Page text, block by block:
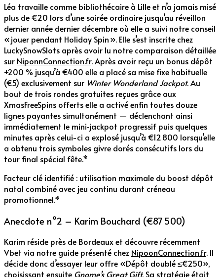
Léa travaille comme bibliothécaire à Lille et n’a jamais misé
plus de €20 lors d’une soirée ordinaire jusqu’au réveillon
dernier année dernier décembre où elle a suivi notre conseil
« jouer pendant Holiday Spin ». Elle s’est inscrite chez
LuckySnowSlots après avoir lu notre comparaison détaillée
sur NiponnConnection.fr. Après avoir reçu un bonus dépôt
+200 % jusqu’à €400 elle a placé sa mise fixe habituelle
(€5) exclusivement sur Winter Wonderland Jackpot. Au
bout de trois rondes gratuites reçues grâce aux
XmasFreeSpins offerts elle a activé enfin toutes douze
lignes payantes simultanément — déclenchant ainsi
immédiatement le mini‑jackpot progressif puis quelques
minutes après celui-ci a explosé jusqu’à €12 800 lorsqu’elle
a obtenu trois symboles givre dorés consécutifs lors du
tour final spécial fête.*
Facteur clé identifié : utilisation maximale du boost dépôt
natal combiné avec jeu continu durant créneau
promotionnel.*
Anecdote n°2 – Karim Bouchard (€87 500)
Karim réside près de Bordeaux et découvre récemment
Vbet via notre guide présenté chez NipoonConnection.fr. Il
décide donc d’essayer leur offre «Dé­pôt doublé ≤€250»,
choisissant ensuite Gnome’s Great Gift. Sa stratégie était